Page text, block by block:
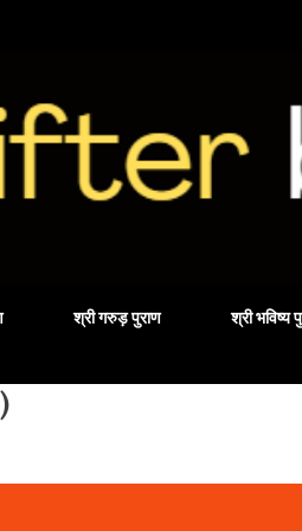
श्री गरुड़ पुराण श्री भविष्य